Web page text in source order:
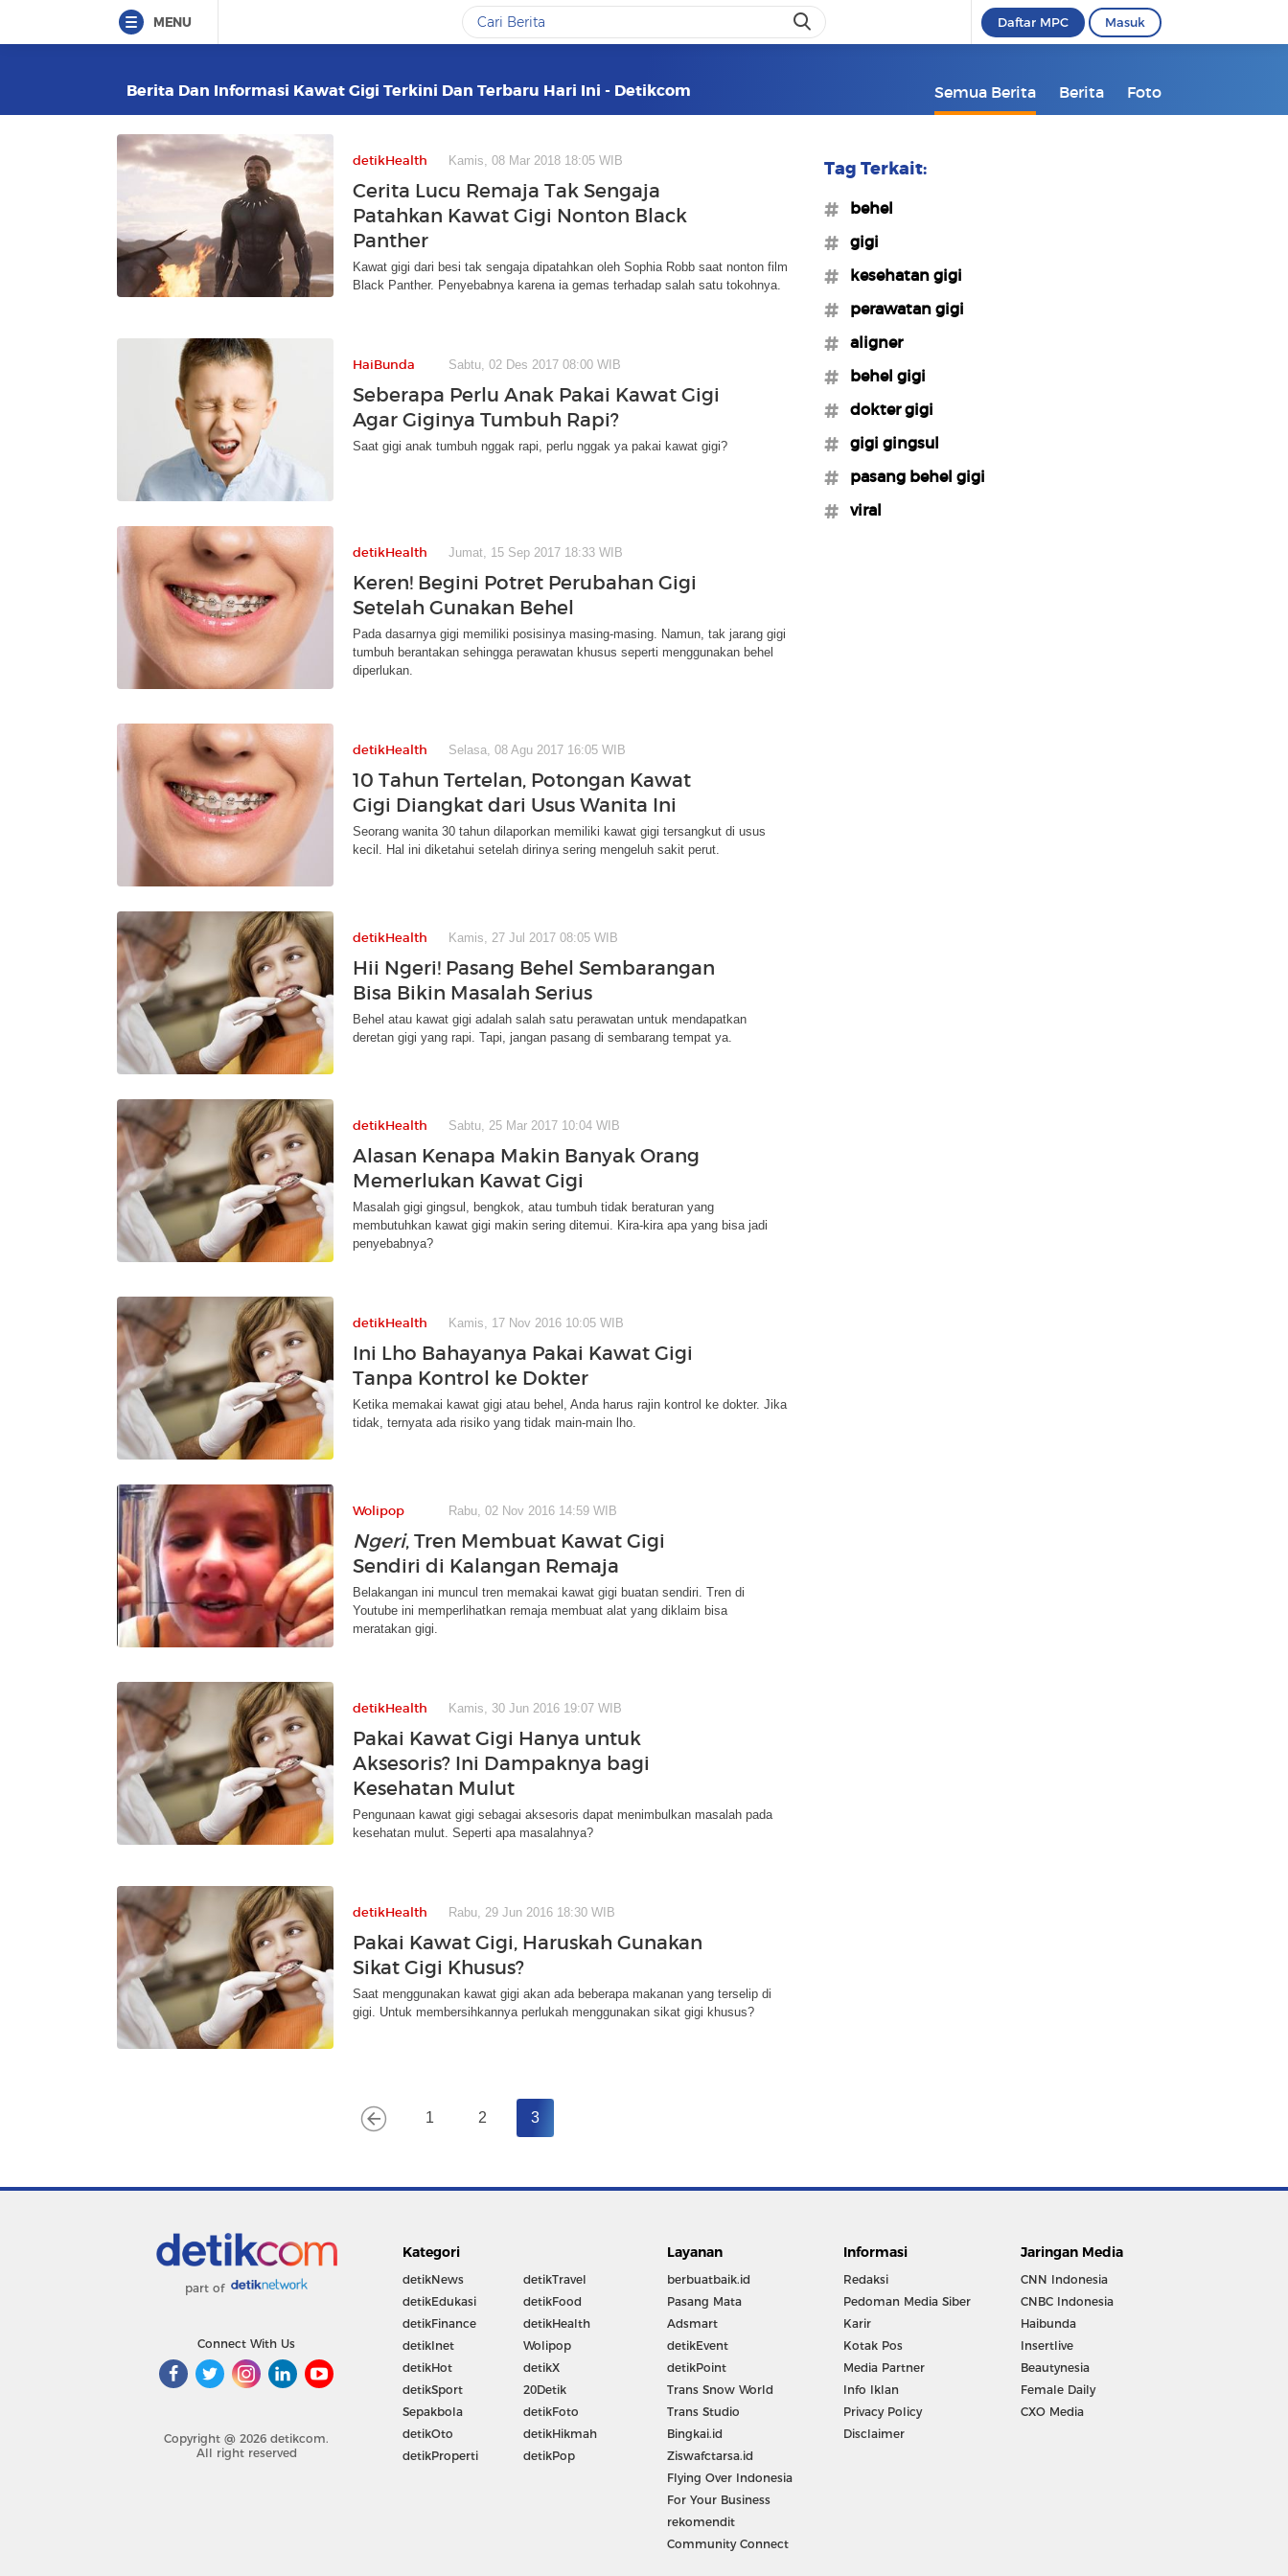
MENU Daftar MPC Masuk
Berita Dan Informasi Kawat Gigi Terkini Dan Terbaru Hari Ini - Detikcom Semua Berita Berita Foto
detikHealth Kamis, 08 Mar 2018 18:05 WIB
Cerita Lucu Remaja Tak Sengaja
Patahkan Kawat Gigi Nonton Black
Panther
Kawat gigi dari besi tak sengaja dipatahkan oleh Sophia Robb saat nonton film
Black Panther. Penyebabnya karena ia gemas terhadap salah satu tokohnya.
HaiBunda Sabtu, 02 Des 2017 08:00 WIB
Seberapa Perlu Anak Pakai Kawat Gigi
Agar Giginya Tumbuh Rapi?
Saat gigi anak tumbuh nggak rapi, perlu nggak ya pakai kawat gigi?
detikHealth Jumat, 15 Sep 2017 18:33 WIB
Keren! Begini Potret Perubahan Gigi
Setelah Gunakan Behel
Pada dasarnya gigi memiliki posisinya masing-masing. Namun, tak jarang gigi
tumbuh berantakan sehingga perawatan khusus seperti menggunakan behel
diperlukan.
detikHealth Selasa, 08 Agu 2017 16:05 WIB
10 Tahun Tertelan, Potongan Kawat
Gigi Diangkat dari Usus Wanita Ini
Seorang wanita 30 tahun dilaporkan memiliki kawat gigi tersangkut di usus
kecil. Hal ini diketahui setelah dirinya sering mengeluh sakit perut.
detikHealth Kamis, 27 Jul 2017 08:05 WIB
Hii Ngeri! Pasang Behel Sembarangan
Bisa Bikin Masalah Serius
Behel atau kawat gigi adalah salah satu perawatan untuk mendapatkan
deretan gigi yang rapi. Tapi, jangan pasang di sembarang tempat ya.
detikHealth Sabtu, 25 Mar 2017 10:04 WIB
Alasan Kenapa Makin Banyak Orang
Memerlukan Kawat Gigi
Masalah gigi gingsul, bengkok, atau tumbuh tidak beraturan yang
membutuhkan kawat gigi makin sering ditemui. Kira-kira apa yang bisa jadi
penyebabnya?
detikHealth Kamis, 17 Nov 2016 10:05 WIB
Ini Lho Bahayanya Pakai Kawat Gigi
Tanpa Kontrol ke Dokter
Ketika memakai kawat gigi atau behel, Anda harus rajin kontrol ke dokter. Jika
tidak, ternyata ada risiko yang tidak main-main lho.
Wolipop Rabu, 02 Nov 2016 14:59 WIB
Ngeri, Tren Membuat Kawat Gigi
Sendiri di Kalangan Remaja
Belakangan ini muncul tren memakai kawat gigi buatan sendiri. Tren di
Youtube ini memperlihatkan remaja membuat alat yang diklaim bisa
meratakan gigi.
detikHealth Kamis, 30 Jun 2016 19:07 WIB
Pakai Kawat Gigi Hanya untuk
Aksesoris? Ini Dampaknya bagi
Kesehatan Mulut
Pengunaan kawat gigi sebagai aksesoris dapat menimbulkan masalah pada
kesehatan mulut. Seperti apa masalahnya?
detikHealth Rabu, 29 Jun 2016 18:30 WIB
Pakai Kawat Gigi, Haruskah Gunakan
Sikat Gigi Khusus?
Saat menggunakan kawat gigi akan ada beberapa makanan yang terselip di
gigi. Untuk membersihkannya perlukah menggunakan sikat gigi khusus?
1 2 3
Tag Terkait:
#behel
#gigi
#kesehatan gigi
#perawatan gigi
#aligner
#behel gigi
#dokter gigi
#gigi gingsul
#pasang behel gigi
#viral
part of
Connect With Us
Copyright @ 2026 detikcom.
All right reserved
Kategori
detikNews
detikEdukasi
detikFinance
detikInet
detikHot
detikSport
Sepakbola
detikOto
detikProperti
detikTravel
detikFood
detikHealth
Wolipop
detikX
20Detik
detikFoto
detikHikmah
detikPop
Layanan
berbuatbaik.id
Pasang Mata
Adsmart
detikEvent
detikPoint
Trans Snow World
Trans Studio
Bingkai.id
Ziswafctarsa.id
Flying Over Indonesia
For Your Business
rekomendit
Community Connect
Informasi
Redaksi
Pedoman Media Siber
Karir
Kotak Pos
Media Partner
Info Iklan
Privacy Policy
Disclaimer
Jaringan Media
CNN Indonesia
CNBC Indonesia
Haibunda
Insertlive
Beautynesia
Female Daily
CXO Media